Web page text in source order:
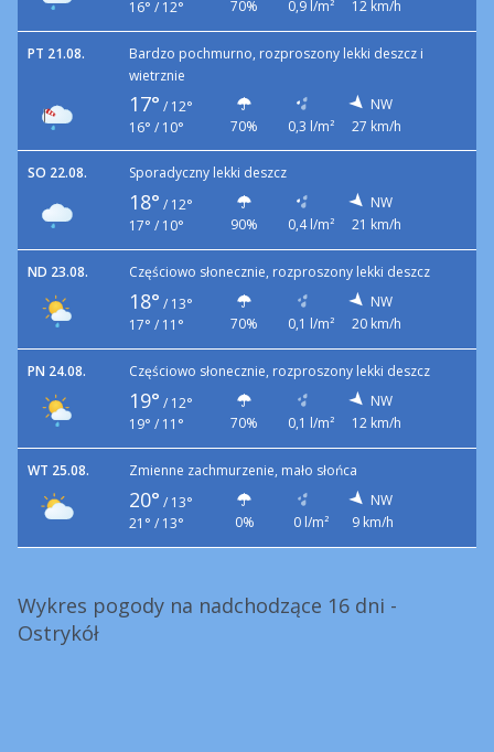
16° / 12°
70% 0,9 l/m²
12 km/h
PT 21.08.
Bardzo pochmurno, rozproszony lekki deszcz i
wietrznie
17° / 12°
16° / 10°
70% 0,3 l/m²
NW
27 km/h
SO 22.08. Sporadyczny lekki deszcz
18° / 12°
17° / 10°
90% 0,4 l/m²
NW
21 km/h
ND 23.08. Częściowo słonecznie, rozproszony lekki deszcz
18° / 13°
17° / 11°
70% 0,1 l/m²
NW
20 km/h
PN 24.08. Częściowo słonecznie, rozproszony lekki deszcz
19° / 12°
19° / 11°
70% 0,1 l/m²
NW
12 km/h
WT 25.08. Zmienne zachmurzenie, mało słońca
20° / 13°
21° / 13°
0% 0 l/m²
NW
9 km/h
Wykres pogody na nadchodzące 16 dni -
Ostrykół